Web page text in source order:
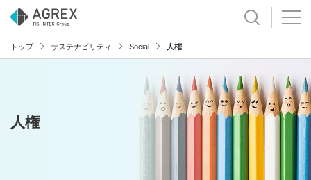
トップ サステナビリティ Social 人権
人権